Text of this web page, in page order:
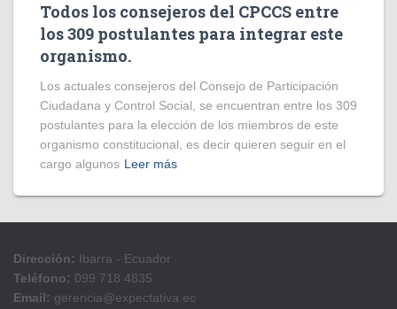
Todos los consejeros del CPCCS entre
los 309 postulantes para integrar este
organismo.
Los actuales consejeros del Consejo de Participación
Ciudadana y Control Social, se encuentran entre los 309
postulantes para la elección de los miembros de este
organismo constitucional, es decir quieren seguir en el
cargo algunos Leer más
Dirección: Ibarra - Ecuador
Teléfono: 099 718 4835
Email: gerencia@expectativa.ec